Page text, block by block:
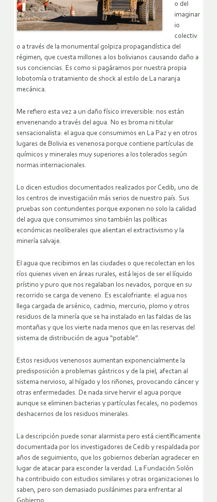
o del
imaginar
io
colectiv
o a través de la monumental golpiza propagandística del
régimen, que cuesta millones a los bolivianos causando daño a
sus conciencias. Es como si pagáramos por nuestra propia
lobotomía o tratamiento de shock al estilo de La naranja
mecánica.
Me refiero esta vez a un daño físico irreversible: nos están
envenenando a través del agua. No es broma ni titular
sensacionalista: el agua que consumimos en La Paz y en otros
lugares de Bolivia es venenosa porque contiene partículas de
químicos y minerales muy superiores a los tolerados según
normas internacionales.
Lo dicen estudios documentados realizados por Cedib, uno de
los centros de investigación más serios de nuestro país. Sus
pruebas son contundentes porque exponen no solo la calidad
del agua que consumimos sino también las políticas
económicas neoliberales que alientan el extractivismo y la
minería salvaje.
El agua que recibimos en las ciudades o que recolectan en los
ríos quienes viven en áreas rurales, está lejos de ser el líquido
prístino y puro que nos regalaban los nevados, porque en su
recorrido se carga de veneno. Es escalofriante: el agua nos
llega cargada de arsénico, cadmio, mercurio, plomo y otros
residuos de la minería que se ha instalado en las faldas de las
montañas y que los vierte nada menos que en las reservas del
sistema de distribución de agua “potable”.
Estos residuos venenosos aumentan exponencialmente la
predisposición a problemas gástricos y de la piel, afectan al
sistema nervioso, al hígado y los riñones, provocando cáncer y
otras enfermedades. De nada sirve hervir el agua porque
aunque se eliminen bacterias y partículas fecales, no podemos
deshacernos de los residuos minerales.
La descripción puede sonar alarmista pero está científicamente
documentada por los investigadores de Cedib y respaldada por
años de seguimiento, que los gobiernos deberían agradecer en
lugar de atacar para esconder la verdad. La Fundación Solón
ha contribuido con estudios similares y otras organizaciones lo
saben, pero son demasiado pusilánimes para enfrentar al